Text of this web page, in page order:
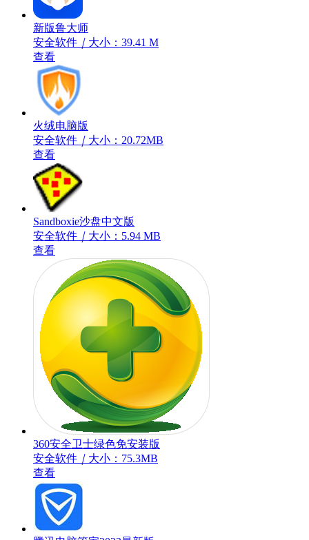
新版鲁大师
安全软件 ｜ 大小：39.41 M
查看
火绒电脑版
安全软件 ｜ 大小：20.72MB
查看
Sandboxie沙盘中文版
安全软件 ｜ 大小：5.94 MB
查看
360安全卫士绿色免安装版
安全软件 ｜ 大小：75.3MB
查看